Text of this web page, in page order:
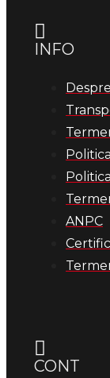
INFO
ANPC
CONT